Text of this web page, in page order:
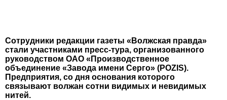
Сотрудники редакции газеты «Волжская правда»
стали участниками пресс-тура, организованного
руководством ОАО «Производственное
объединение «Завода имени Серго» (POZIS).
Предприятия, со дня основания которого
связывают волжан сотни видимых и невидимых
нитей.